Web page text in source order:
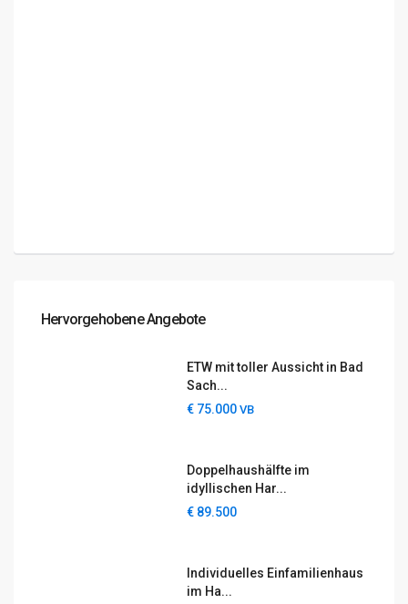
Hervorgehobene Angebote
ETW mit toller Aussicht in Bad
Sach...
€ 75.000VB
Doppelhaushälfte im
idyllischen Har...
€ 89.500
Individuelles Einfamilienhaus
im Ha...